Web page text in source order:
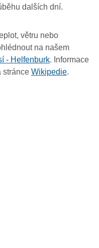
dalších dní.
větru nebo
na našem
- Helfenburk. Informace
stránce Wikipedie.